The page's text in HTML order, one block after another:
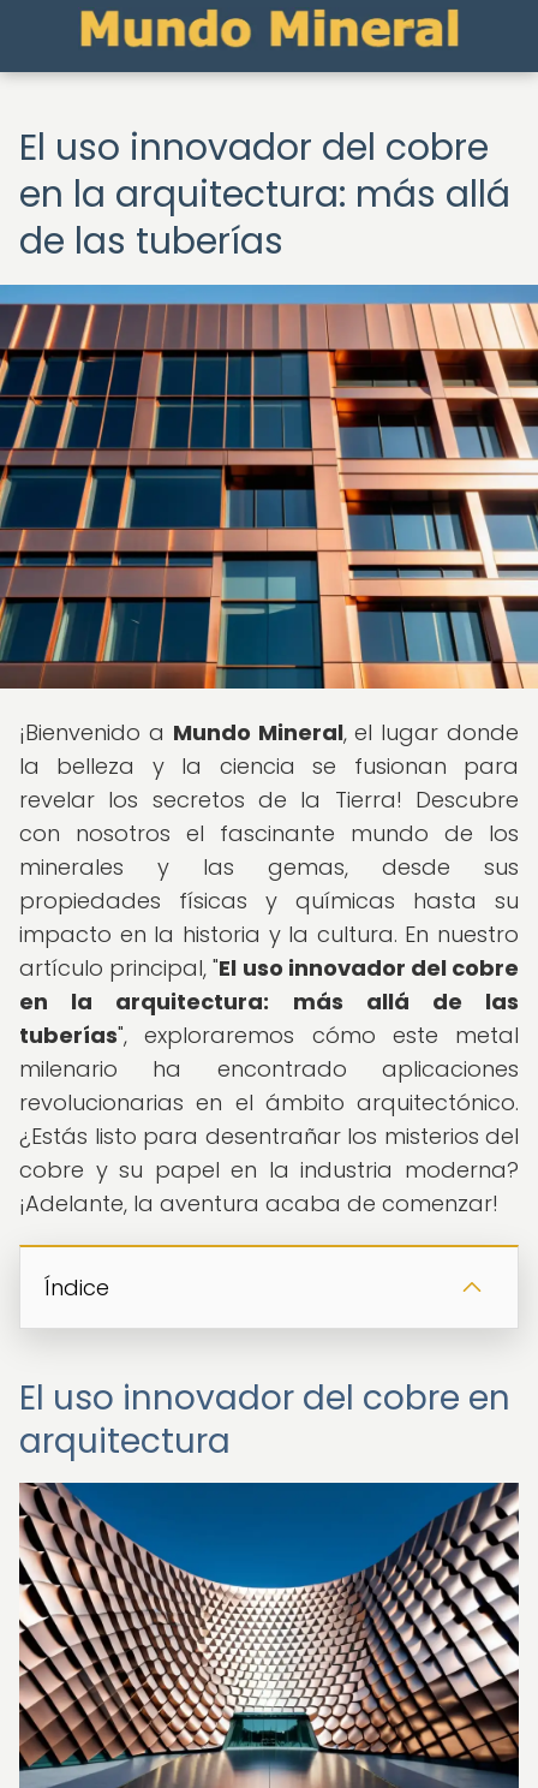
El uso innovador del cobre
en la arquitectura: más allá
de las tuberías
¡Bienvenido a Mundo Mineral, el lugar donde
la belleza y la ciencia se fusionan para
revelar los secretos de la Tierra! Descubre
con nosotros el fascinante mundo de los
minerales y las gemas, desde sus
propiedades físicas y químicas hasta su
impacto en la historia y la cultura. En nuestro
artículo principal, "El uso innovador del cobre
en la arquitectura: más allá de las
tuberías", exploraremos cómo este metal
milenario ha encontrado aplicaciones
revolucionarias en el ámbito arquitectónico.
¿Estás listo para desentrañar los misterios del
cobre y su papel en la industria moderna?
¡Adelante, la aventura acaba de comenzar!
Índice
El uso innovador del cobre en
arquitectura